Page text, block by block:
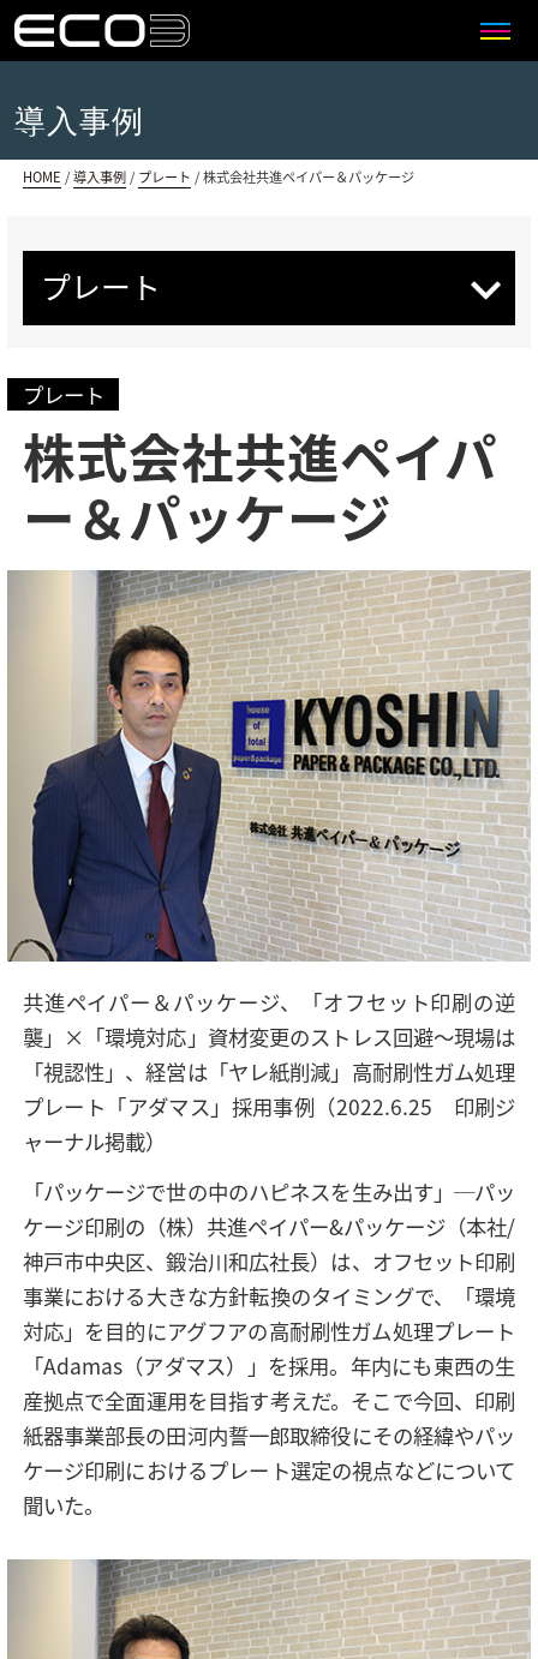
>>>
導入事例
HOME / 導入事例/ プレート / 株式会社共進ペイパー＆パッケージ
プレート
プレート
株式会社共進ペイパ
ー＆パッケージ
共進ペイパー＆パッケージ、「オフセット印刷の逆
襲」×「環境対応」資材変更のストレス回避〜現場は
「視認性」、経営は「ヤレ紙削減」高耐刷性ガム処理
プレート「アダマス」採用事例（2022.6.25 印刷ジ
ャーナル掲載）
「パッケージで世の中のハピネスを生み出す」─パッ
ケージ印刷の（株）共進ペイパー&パッケージ（本社/
神戸市中央区、鍛治川和広社長）は、オフセット印刷
事業における大きな方針転換のタイミングで、「環境
対応」を目的にアグフアの高耐刷性ガム処理プレート
「Adamas（アダマス）」を採用。年内にも東西の生
産拠点で全面運用を目指す考えだ。そこで今回、印刷
紙器事業部長の田河内誓一郎取締役にその経緯やパッ
ケージ印刷におけるプレート選定の視点などについて
聞いた。